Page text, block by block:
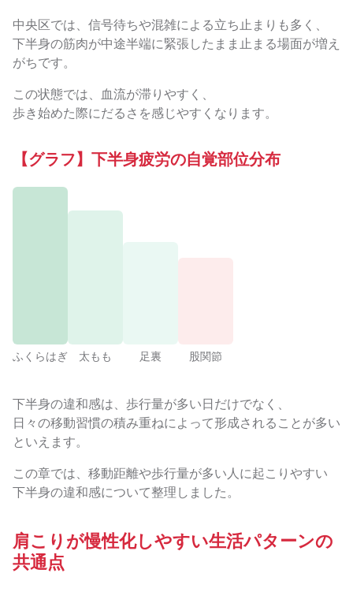
中央区では、信号待ちや混雑による立ち止まりも多く、
下半身の筋肉が中途半端に緊張したまま止まる場面が増え
がちです。
この状態では、血流が滞りやすく、
歩き始めた際にだるさを感じやすくなります。
【グラフ】下半身疲労の自覚部位分布
ふくらはぎ 太もも 足裏 股関節
下半身の違和感は、歩行量が多い日だけでなく、
日々の移動習慣の積み重ねによって形成されることが多い
といえます。
この章では、移動距離や歩行量が多い人に起こりやすい
下半身の違和感について整理しました。
肩こりが慢性化しやすい生活パターンの
共通点